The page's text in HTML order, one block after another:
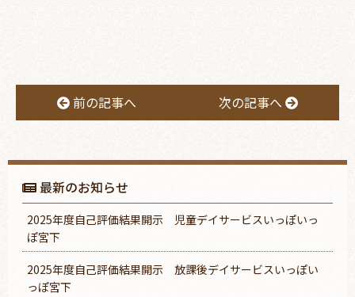
前の記事へ 次の記事へ
最新のお知らせ
2025年度自己評価結果開示 児童デイサービスいっぽいっ
ぽ宮下
2025年度自己評価結果開示 放課後デイサービスいっぽい
っぽ宮下